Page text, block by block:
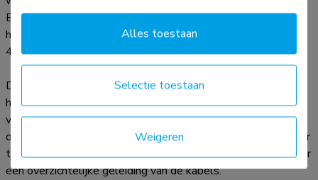
Bovendien beschikt de steun over gasgeveerde
hoogteverstelling (26,1-55 cm) en diepteverstelling (5,4-
49,7 cm) om de perfecte werkpositie te kunnen creëren.
De DS70PLUS-450BL1 NEXT Core is voorzien van het
handige 180°-stopmechanisme, waarmee de steun veilig
versteld kan worden, zelfs wanneer deze dicht bij een muur
of scheidingspaneel is geplaatst zonder contact met de muur
te maken. Het slimme kabelmanagementsysteem zorgt voor
een overzichtelijke geleiding van de kabels.
Weigeren
Selectie toestaan
Alles toestaan